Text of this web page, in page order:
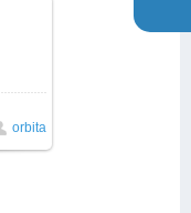
orbita